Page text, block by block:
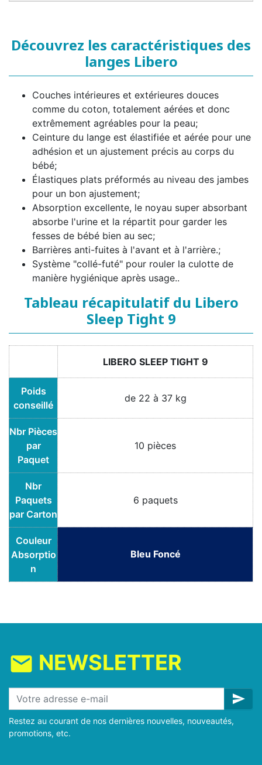
Découvrez les caractéristiques des
langes Libero
Couches intérieures et extérieures douces
comme du coton, totalement aérées et donc
extrêmement agréables pour la peau;
Ceinture du lange est élastifiée et aérée pour une
adhésion et un ajustement précis au corps du
bébé;
Élastiques plats préformés au niveau des jambes
pour un bon ajustement;
Absorption excellente, le noyau super absorbant
absorbe l'urine et la répartit pour garder les
fesses de bébé bien au sec;
Barrières anti-fuites à l'avant et à l'arrière.;
Système "collé-futé" pour rouler la culotte de
manière hygiénique après usage..
Tableau récapitulatif du Libero
Sleep Tight 9
LIBERO SLEEP TIGHT 9
Poids
conseillé
de 22 à 37 kg
Nbr Pièces
par
Paquet
10 pièces
Nbr
Paquets
par Carton
6 paquets
Couleur
Absorptio
n
Bleu Foncé
mail NEWSLETTER
send
Restez au courant de nos dernières nouvelles, nouveautés,
promotions, etc.